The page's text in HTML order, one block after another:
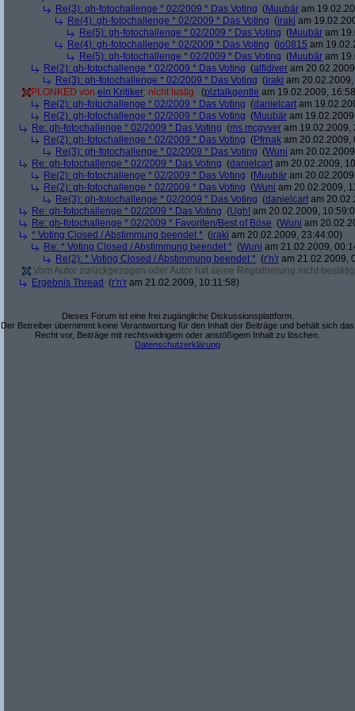
Re(3): gh-fotochallenge * 02/2009 * Das Voting (Muubär am
Re(4): gh-fotochallenge * 02/2009 * Das Voting (iraki am
Re(5): gh-fotochallenge * 02/2009 * Das Voting (Muubär am
Re(4): gh-fotochallenge * 02/2009 * Das Voting (jo0815 am
Re(5): gh-fotochallenge * 02/2009 * Das Voting (Muubär am
Re(2): gh-fotochallenge * 02/2009 * Das Voting (alfidiver am
Re(3): gh-fotochallenge * 02/2009 * Das Voting (iraki am
PLONKED von ein Kritiker: nicht lustig (plztalkgentle am 19.02.2009,
Re(2): gh-fotochallenge * 02/2009 * Das Voting (danielcart am
Re(2): gh-fotochallenge * 02/2009 * Das Voting (Muubär am
Re: gh-fotochallenge * 02/2009 * Das Voting (ms mcgyver am 19.02.2009,
Re(2): gh-fotochallenge * 02/2009 * Das Voting (Pfrnak am 20.02.2009,
Re(3): gh-fotochallenge * 02/2009 * Das Voting (Wuni am
Re: gh-fotochallenge * 02/2009 * Das Voting (danielcart am 20.02.2009,
Re(2): gh-fotochallenge * 02/2009 * Das Voting (Muubär am
Re(2): gh-fotochallenge * 02/2009 * Das Voting (Wuni am 20.02.2009,
Re(3): gh-fotochallenge * 02/2009 * Das Voting (danielcart am
Re: gh-fotochallenge * 02/2009 * Das Voting (Ugh! am 20.02.2009,
Re: gh-fotochallenge * 02/2009 * Favoriten/Best of Böse (Wuni am
* Voting Closed / Abstimmung beendet * (iraki am 20.02.2009, 23:44:00)
Re: * Voting Closed / Abstimmung beendet * (Wuni am 21.02.2009,
Re(2): * Voting Closed / Abstimmung beendet * (r'n'r am 21.02.2009,
Vom Autor zurückgezogen oder Autor hat seine Registrierung nicht
Ergebnis Thread (r'n'r am 21.02.2009, 10:11:58)
Dieses Forum ist eine frei zugängliche Diskussionsplattform.
Der Betreiber übernimmt keine Verantwortung für den Inhalt der Beiträge und behält sich das
Recht vor, Beiträge mit rechtswidrigem oder anstößigem Inhalt zu löschen.
Datenschutzerklärung